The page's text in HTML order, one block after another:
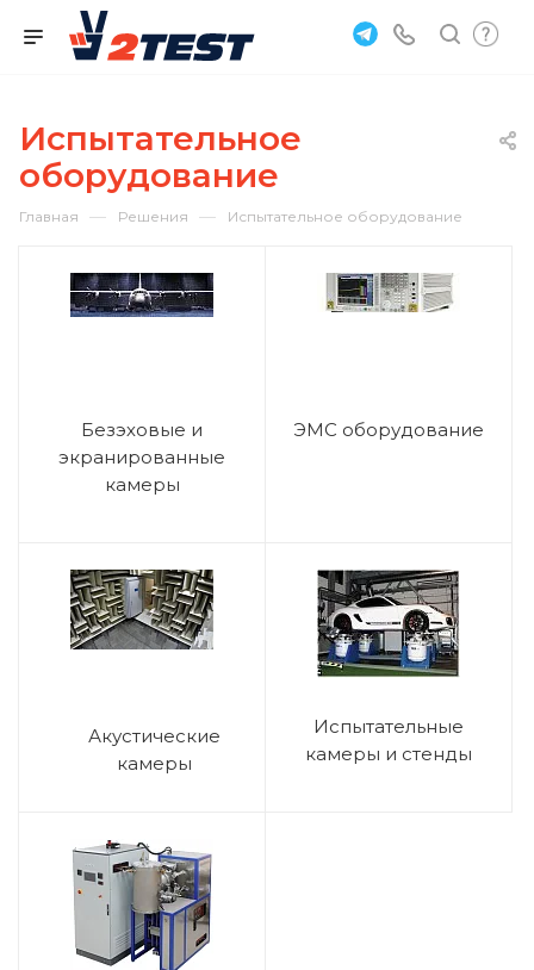
Испытательное
оборудование
Главная — Решения — Испытательное оборудование
Безэховые и
экранированные
камеры
ЭМС оборудование
Акустические
камеры
Испытательные
камеры и стенды